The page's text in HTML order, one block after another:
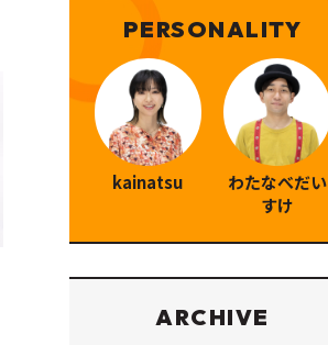
PERSONALITY
kainatsu
わたなべだい
すけ
ARCHIVE